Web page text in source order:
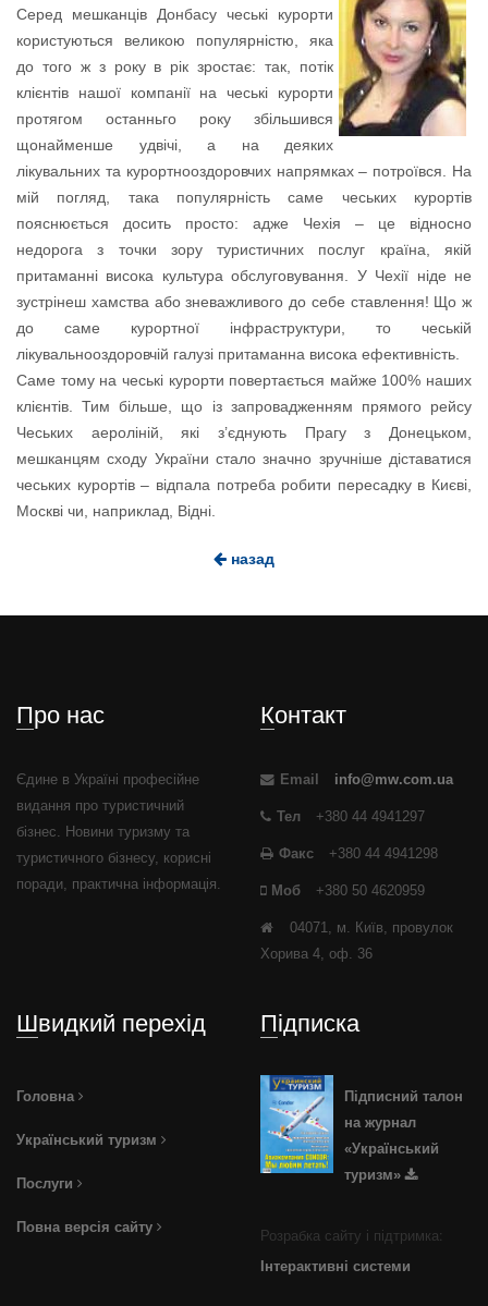
Серед мешканців Донбасу чеські курорти
користуються великою популярністю, яка
до того ж з року в рік зростає: так, потік
клієнтів нашої компанії на чеські курорти
протягом останньго року збільшився
щонайменше удвічі, а на деяких
лікувальних та курортнооздоровчих напрямках – потроївся. На
мій погляд, така популярність саме чеських курортів
пояснюється досить просто: адже Чехія – це відносно
недорога з точки зору туристичних послуг країна, якій
притаманні висока культура обслуговування. У Чехії ніде не
зустрінеш хамства або зневажливого до себе ставлення! Що ж
до саме курортної інфраструктури, то чеській
лікувальнооздоровчій галузі притаманна висока ефективність.
Саме тому на чеські курорти повертається майже 100% наших
клієнтів. Тим більше, що із запровадженням прямого рейсу
Чеських аероліній, які з’єднують Прагу з Донецьком,
мешканцям сходу України стало значно зручніше діставатися
чеських курортів – відпала потреба робити пересадку в Києві,
Москві чи, наприклад, Відні.
назад
Про нас
Єдине в Україні професійне
видання про туристичний
бізнес. Новини туризму та
туристичного бізнесу, корисні
поради, практична інформація.
Контакт
Email info@mw.com.ua
Тел +380 44 4941297
Факс +380 44 4941298
Моб +380 50 4620959
04071, м. Київ, провулок
Хорива 4, оф. 36
Швидкий перехід
Головна
Український туризм
Послуги
Повна версія сайту
Підписка
Підписний талон
на журнал
«Український
туризм»
Розрабка сайту і підтримка:
Інтерактивні системи